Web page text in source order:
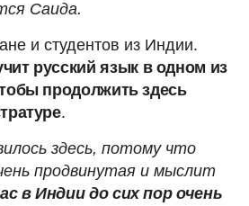
Саида.
и студентов из Индии.
русский язык в одном из
продолжить здесь
.
здесь, потому что
продвинутая и мыслит
в Индии до сих пор очень